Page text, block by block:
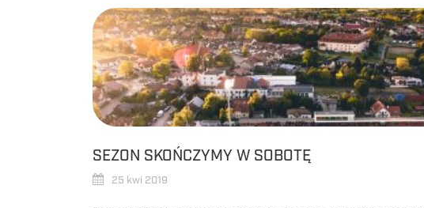
SEZON SKOŃCZYMY W SOBOTĘ
25 kwi 2019